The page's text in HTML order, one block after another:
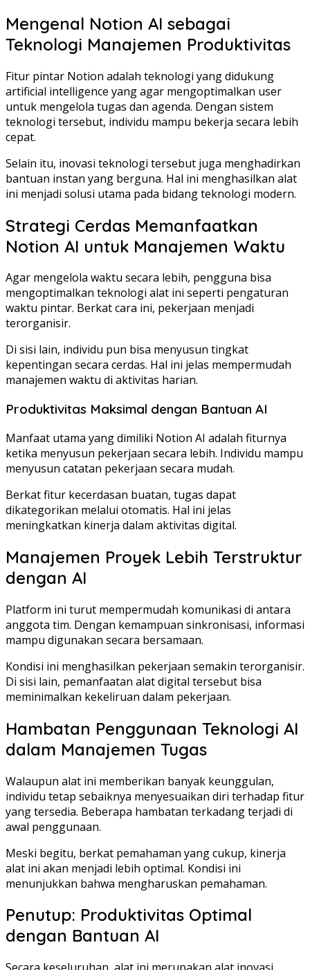
Mengenal Notion AI sebagai
Teknologi Manajemen Produktivitas
Fitur pintar Notion adalah teknologi yang didukung
artificial intelligence yang agar mengoptimalkan user
untuk mengelola tugas dan agenda. Dengan sistem
teknologi tersebut, individu mampu bekerja secara lebih
cepat.
Selain itu, inovasi teknologi tersebut juga menghadirkan
bantuan instan yang berguna. Hal ini menghasilkan alat
ini menjadi solusi utama pada bidang teknologi modern.
Strategi Cerdas Memanfaatkan
Notion AI untuk Manajemen Waktu
Agar mengelola waktu secara lebih, pengguna bisa
mengoptimalkan teknologi alat ini seperti pengaturan
waktu pintar. Berkat cara ini, pekerjaan menjadi
terorganisir.
Di sisi lain, individu pun bisa menyusun tingkat
kepentingan secara cerdas. Hal ini jelas mempermudah
manajemen waktu di aktivitas harian.
Produktivitas Maksimal dengan Bantuan AI
Manfaat utama yang dimiliki Notion AI adalah fiturnya
ketika menyusun pekerjaan secara lebih. Individu mampu
menyusun catatan pekerjaan secara mudah.
Berkat fitur kecerdasan buatan, tugas dapat
dikategorikan melalui otomatis. Hal ini jelas
meningkatkan kinerja dalam aktivitas digital.
Manajemen Proyek Lebih Terstruktur
dengan AI
Platform ini turut mempermudah komunikasi di antara
anggota tim. Dengan kemampuan sinkronisasi, informasi
mampu digunakan secara bersamaan.
Kondisi ini menghasilkan pekerjaan semakin terorganisir.
Di sisi lain, pemanfaatan alat digital tersebut bisa
meminimalkan kekeliruan dalam pekerjaan.
Hambatan Penggunaan Teknologi AI
dalam Manajemen Tugas
Walaupun alat ini memberikan banyak keunggulan,
individu tetap sebaiknya menyesuaikan diri terhadap fitur
yang tersedia. Beberapa hambatan terkadang terjadi di
awal penggunaan.
Meski begitu, berkat pemahaman yang cukup, kinerja
alat ini akan menjadi lebih optimal. Kondisi ini
menunjukkan bahwa mengharuskan pemahaman.
Penutup: Produktivitas Optimal
dengan Bantuan AI